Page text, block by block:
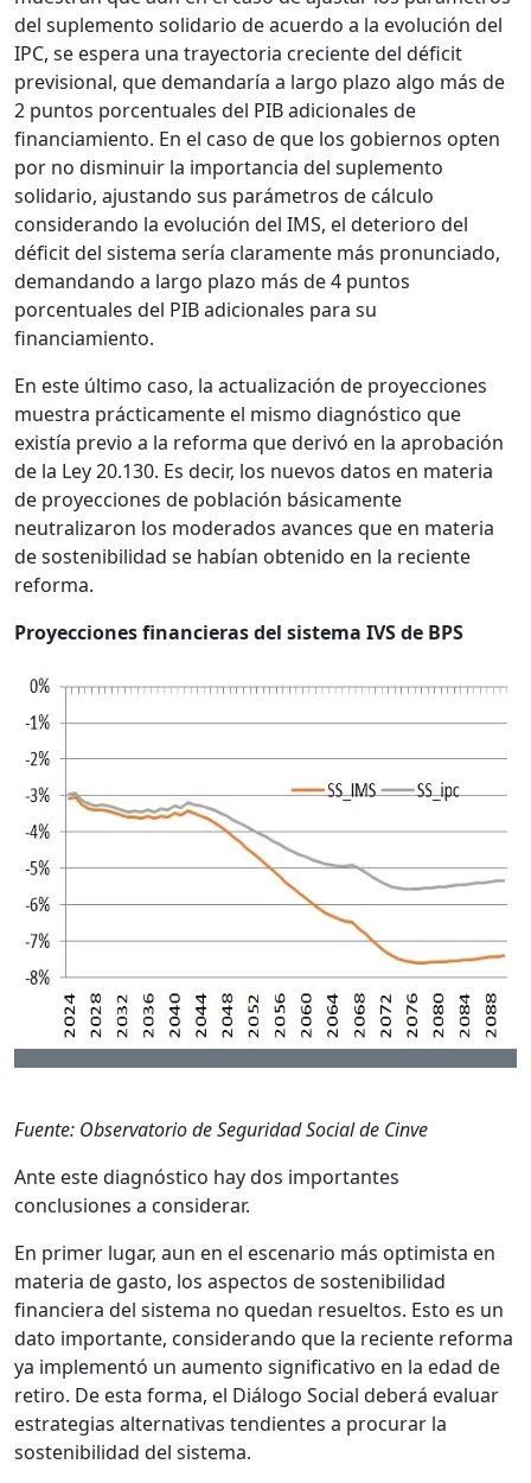
del suplemento solidario de acuerdo a la evolución del
IPC, se espera una trayectoria creciente del déficit
previsional, que demandaría a largo plazo algo más de
2 puntos porcentuales del PIB adicionales de
financiamiento. En el caso de que los gobiernos opten
por no disminuir la importancia del suplemento
solidario, ajustando sus parámetros de cálculo
considerando la evolución del IMS, el deterioro del
déficit del sistema sería claramente más pronunciado,
demandando a largo plazo más de 4 puntos
porcentuales del PIB adicionales para su
financiamiento.
En este último caso, la actualización de proyecciones
muestra prácticamente el mismo diagnóstico que
existía previo a la reforma que derivó en la aprobación
de la Ley 20.130. Es decir, los nuevos datos en materia
de proyecciones de población básicamente
neutralizaron los moderados avances que en materia
de sostenibilidad se habían obtenido en la reciente
reforma.
Proyecciones financieras del sistema IVS de BPS
Fuente: Observatorio de Seguridad Social de Cinve
Ante este diagnóstico hay dos importantes
conclusiones a considerar.
En primer lugar, aun en el escenario más optimista en
materia de gasto, los aspectos de sostenibilidad
financiera del sistema no quedan resueltos. Esto es un
dato importante, considerando que la reciente reforma
ya implementó un aumento significativo en la edad de
retiro. De esta forma, el Diálogo Social deberá evaluar
estrategias alternativas tendientes a procurar la
sostenibilidad del sistema.